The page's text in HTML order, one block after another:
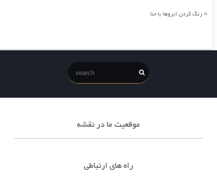
» رنگ کردن ابروها با حنا
موقعیت ما در نقشه
راه های ارتباطی